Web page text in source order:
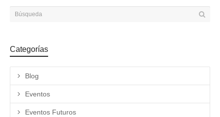
Categorías
Blog
Eventos
Eventos Futuros